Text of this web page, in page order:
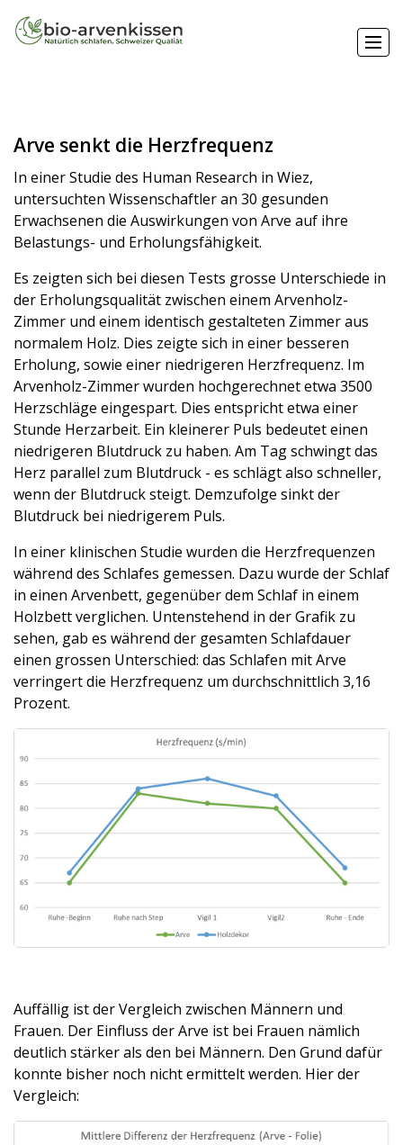
Arvenkissen
Kräuterkissen
Zubehör
Duvets / Bettdecken
Wissenswertes
Arve senkt die Herzfrequenz
In einer Studie des Human Research in Wiez,
untersuchten Wissenschaftler an 30 gesunden
Erwachsenen die Auswirkungen von Arve auf ihre
Belastungs- und Erholungsfähigkeit.
Es zeigten sich bei diesen Tests grosse Unterschiede in
der Erholungsqualität zwischen einem Arvenholz-
Zimmer und einem identisch gestalteten Zimmer aus
normalem Holz. Dies zeigte sich in einer besseren
Erholung, sowie einer niedrigeren Herzfrequenz. Im
Arvenholz-Zimmer wurden hochgerechnet etwa 3500
Herzschläge eingespart. Dies entspricht etwa einer
Stunde Herzarbeit. Ein kleinerer Puls bedeutet einen
niedrigeren Blutdruck zu haben. Am Tag schwingt das
Herz parallel zum Blutdruck - es schlägt also schneller,
wenn der Blutdruck steigt. Demzufolge sinkt der
Blutdruck bei niedrigerem Puls.
In einer klinischen Studie wurden die Herzfrequenzen
während des Schlafes gemessen. Dazu wurde der Schlaf
in einen Arvenbett, gegenüber dem Schlaf in einem
Holzbett verglichen. Untenstehend in der Grafik zu
sehen, gab es während der gesamten Schlafdauer
einen grossen Unterschied: das Schlafen mit Arve
verringert die Herzfrequenz um durchschnittlich 3,16
Prozent.
Auffällig ist der Vergleich zwischen Männern und
Frauen. Der Einfluss der Arve ist bei Frauen nämlich
deutlich stärker als den bei Männern. Den Grund dafür
konnte bisher noch nicht ermittelt werden. Hier der
Vergleich: